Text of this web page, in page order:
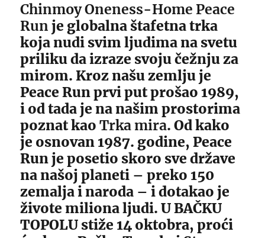
Chinmoy Oneness-Home Peace
Run je globalna štafetna trka
koja nudi svim ljudima na svetu
priliku da izraze svoju čežnju za
mirom. Kroz našu zemlju je
Peace Run prvi put prošao 1989,
i od tada je na našim prostorima
poznat kaoTrka mira. Od kako
je osnovan 1987. godine, Peace
Run je posetio skoro sve države
na našoj planeti – preko 150
zemalja i naroda – i dotakao je
živote miliona ljudi. U BAČKU
TOPOLU stiže 14 oktobra, proći